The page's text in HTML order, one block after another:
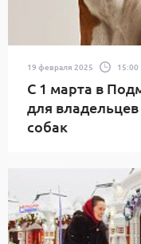
19 февраля 2025 15:00
С 1 марта в
для
собак